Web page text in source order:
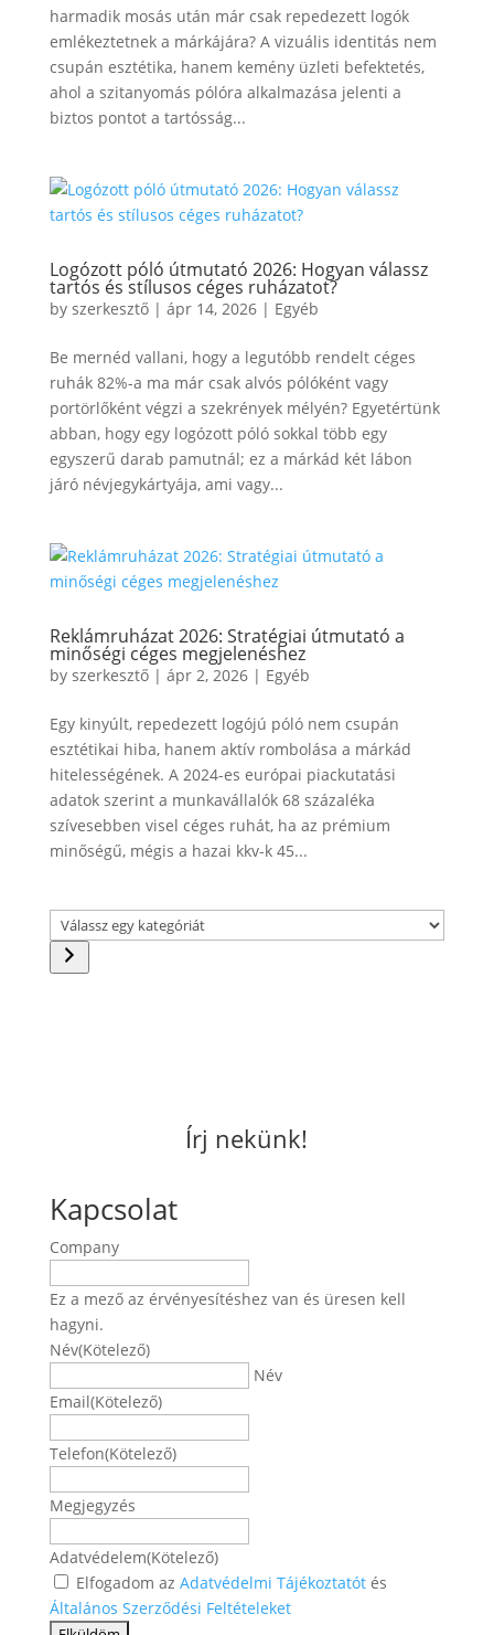
harmadik mosás után már csak repedezett logók
emlékeztetnek a márkájára? A vizuális identitás nem
csupán esztétika, hanem kemény üzleti befektetés,
ahol a szitanyomás pólóra alkalmazása jelenti a
biztos pontot a tartósság...
Logózott póló útmutató 2026: Hogyan válassz
tartós és stílusos céges ruházatot?
by szerkesztő| ápr 14, 2026| Egyéb
Be mernéd vallani, hogy a legutóbb rendelt céges
ruhák 82%-a ma már csak alvós pólóként vagy
portörlőként végzi a szekrények mélyén? Egyetértünk
abban, hogy egy logózott póló sokkal több egy
egyszerű darab pamutnál; ez a márkád két lábon
járó névjegykártyája, ami vagy...
Reklámruházat 2026: Stratégiai útmutató a
minőségi céges megjelenéshez
by szerkesztő| ápr 2, 2026| Egyéb
Egy kinyúlt, repedezett logójú póló nem csupán
esztétikai hiba, hanem aktív rombolása a márkád
hitelességének. A 2024-es európai piackutatási
adatok szerint a munkavállalók 68 százaléka
szívesebben visel céges ruhát, ha az prémium
minőségű, mégis a hazai kkv-k 45...
Válassz
egy
kategóriát
Írj nekünk!
Kapcsolat
Company
Ez a mező az érvényesítéshez van és üresen kell
hagyni.
Név(Kötelező)
Név
Email(Kötelező)
Telefon(Kötelező)
Megjegyzés
Adatvédelem(Kötelező)
Elfogadom az Adatvédelmi Tájékoztatótés
Általános Szerződési Feltételeket